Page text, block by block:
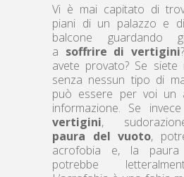
Vi è mai capitato di
piani di un palazzo e
balcone guardando
a soffrire di vertigini
avete provato? Se siete
senza nessun tipo di
può essere per voi un
informazione. Se
vertigini,
paura del vuoto,
acrofobia e, la paura
potrebbe